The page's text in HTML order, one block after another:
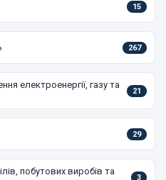
15
267
електроенергії, газу та
21
29
побутових виробів та
3